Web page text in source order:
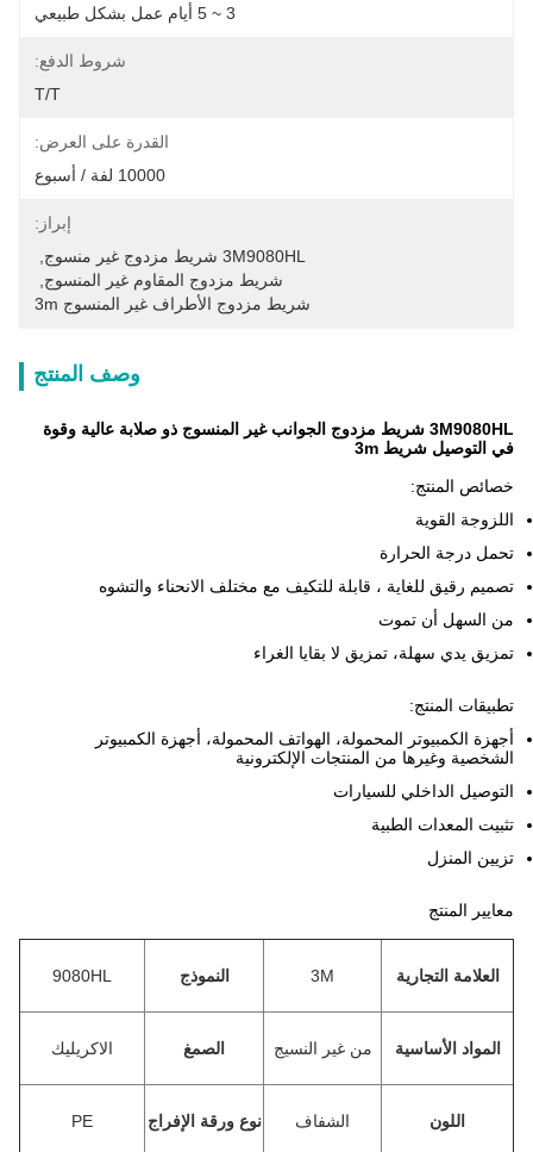
3 ~ 5 أيام عمل بشكل طبيعي
شروط الدفع:
T/T
القدرة على العرض:
10000 لفة / أسبوع
إبراز:
3M9080HL شريط مزدوج غير منسوج
شريط مزدوج المقاوم غير المنسوج
شريط مزدوج الأطراف غير المنسوج 3m
وصف المنتج
3M9080HL شريط مزدوج الجوانب غير المنسوج ذو صلابة عالية وقوة
في التوصيل شريط 3m
خصائص المنتج:
اللزوجة القوية
تحمل درجة الحرارة
تصميم رقيق للغاية ، قابلة للتكيف مع مختلف الانحناء والتشوه
من السهل أن تموت
تمزيق يدي سهلة، تمزيق لا بقايا الغراء
تطبيقات المنتج:
أجهزة الكمبيوتر المحمولة، الهواتف المحمولة، أجهزة الكمبيوتر
الشخصية وغيرها من المنتجات الإلكترونية
التوصيل الداخلي للسيارات
تثبيت المعدات الطبية
تزيين المنزل
معايير المنتج
العلامة التجارية 3M النموذج 9080HL
المواد الأساسية من غير النسيج الصمغ الاكريليك
اللون الشفاف نوع ورقة الإفراج PE